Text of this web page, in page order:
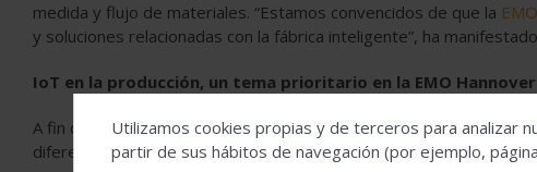
medida y flujo de materiales. “Estamos convencidos de que la
y soluciones relacionadas con la fábrica inteligente”, ha
IoT en la producción, un tema prioritario en la EMO
A fin de destacar de forma conjunta todos los aspectos de
diferentes constelaciones temáticas: Un campo propio de
Utilizamos cookies propias y de terceros para analizar
partir de sus hábitos de navegación (por ejemplo,